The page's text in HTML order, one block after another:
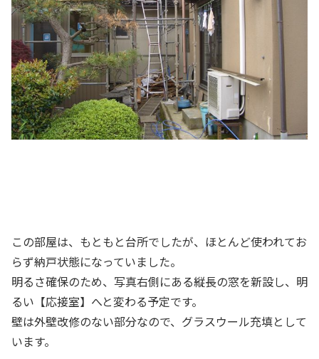
この部屋は、もともと台所でしたが、ほとんど使われてお
らず納戸状態になっていました。
明るさ確保のため、写真右側にある縦長の窓を新設し、明
るい【応接室】へと変わる予定です。
壁は外壁改修のない部分なので、グラスウール充填として
います。